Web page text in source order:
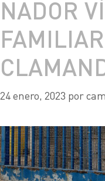
NADOR
24 enero, 2023 por